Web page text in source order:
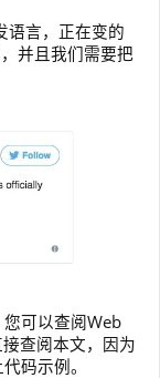
语言，正在变的
并且我们需要把
可以查阅Web
查阅本文，因为
码示例。